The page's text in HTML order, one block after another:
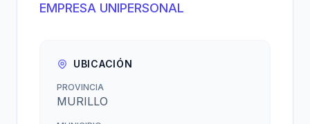
EMPRESA UNIPERSONAL
UBICACIÓN
PROVINCIA
MURILLO